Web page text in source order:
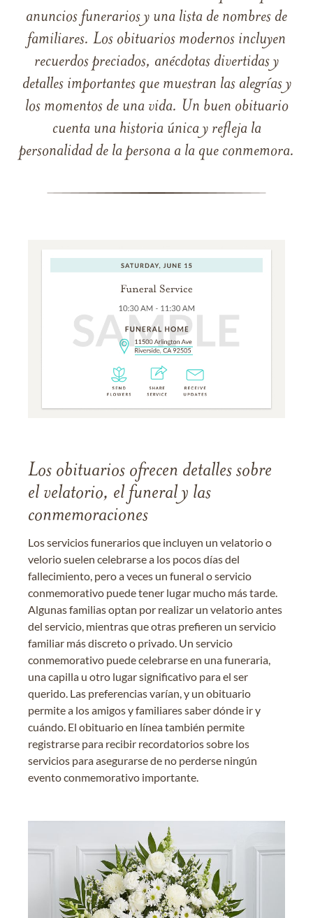
anuncios funerarios y una lista de nombres de
familiares. Los obituarios modernos incluyen
recuerdos preciados, anécdotas divertidas y
detalles importantes que muestran las alegrías y
los momentos de una vida. Un buen obituario
cuenta una historia única y refleja la
personalidad de la persona a la que conmemora.
Los obituarios ofrecen detalles sobre
el velatorio, el funeral y las
conmemoraciones
Los servicios funerarios que incluyen un velatorio o
velorio suelen celebrarse a los pocos días del
fallecimiento, pero a veces un funeral o servicio
conmemorativo puede tener lugar mucho más tarde.
Algunas familias optan por realizar un velatorio antes
del servicio, mientras que otras prefieren un servicio
familiar más discreto o privado. Un servicio
conmemorativo puede celebrarse en una funeraria,
una capilla u otro lugar significativo para el ser
querido. Las preferencias varían, y un obituario
permite a los amigos y familiares saber dónde ir y
cuándo. El obituario en línea también permite
registrarse para recibir recordatorios sobre los
servicios para asegurarse de no perderse ningún
evento conmemorativo importante.